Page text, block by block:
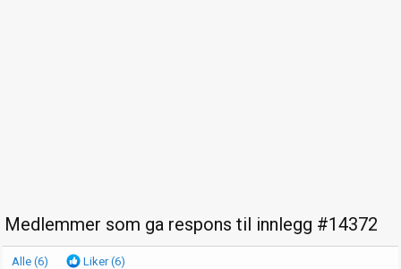
Medlemmer som ga respons til innlegg #14372
Alle (6) Liker(6)